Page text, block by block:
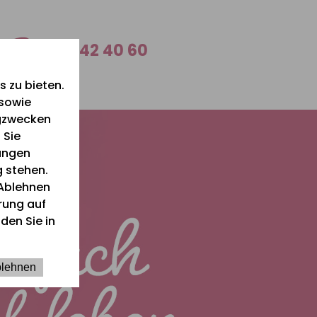
zu bieten.
stehen.
auf
Sie in
0 26 42 40 60